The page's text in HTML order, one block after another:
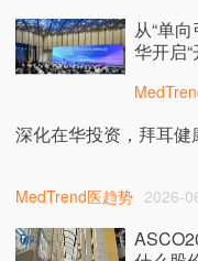
从“单
华开启
深化在华投资，拜耳
MedTrend医趋势 2026-